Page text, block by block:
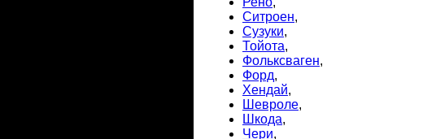
Ситроен,
Сузуки,
Тойота,
Фольксваген,
Форд,
Хендай,
Шевроле,
Шкода,
Чери,